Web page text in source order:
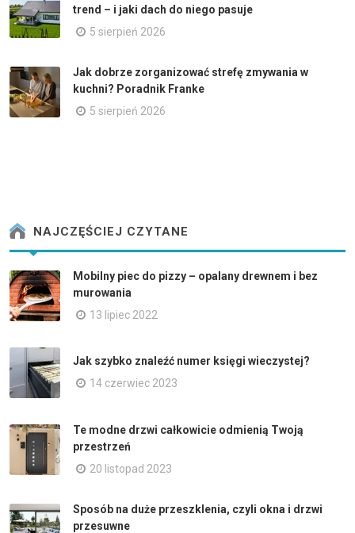
trend – i jaki dach do niego pasuje
5 sierpień 2026
Jak dobrze zorganizować strefę zmywania w
kuchni? Poradnik Franke
5 sierpień 2026
NAJCZĘŚCIEJ CZYTANE
Mobilny piec do pizzy – opalany drewnem i bez
murowania
13 lipiec 2022
Jak szybko znaleźć numer księgi wieczystej?
14 czerwiec 2023
Te modne drzwi całkowicie odmienią Twoją
przestrzeń
20 listopad 2023
Sposób na duże przeszklenia, czyli okna i drzwi
przesuwne